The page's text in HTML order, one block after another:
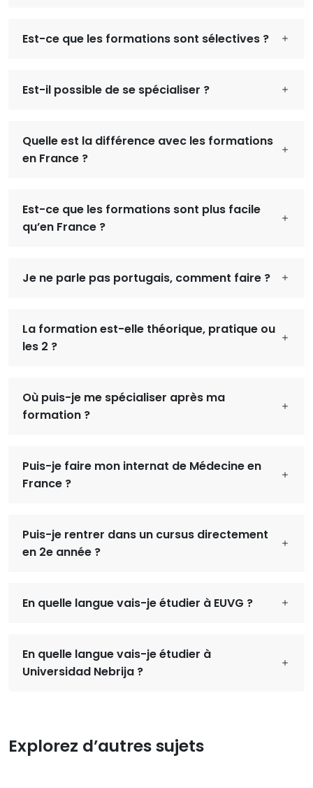
Est-ce que les formations sont sélectives ?
Est-il possible de se spécialiser ?
Quelle est la différence avec les formations
en France ?
Est-ce que les formations sont plus facile
qu’en France ?
Je ne parle pas portugais, comment faire ?
La formation est-elle théorique, pratique ou
les 2 ?
Où puis-je me spécialiser après ma
formation ?
Puis-je faire mon internat de Médecine en
France ?
Puis-je rentrer dans un cursus directement
en 2e année ?
En quelle langue vais-je étudier à EUVG ?
En quelle langue vais-je étudier à
Universidad Nebrija ?
Explorez d’autres sujets